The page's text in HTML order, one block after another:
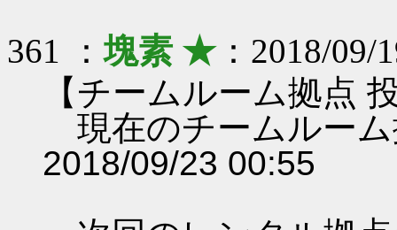
361 ：塊素 ★：2018/09/
【チームルーム拠点
現在のチームルー
2018/09/23 00:55